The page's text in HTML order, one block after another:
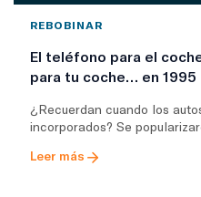
REBOBINAR
El teléfono para el
para tu coche… en 1995
¿Recuerdan cuando los
incorporados? Se
Leer más